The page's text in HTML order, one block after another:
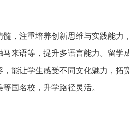
，注重培养创新思维与实践能力
来语等，提升多语言能力。留学
能让学生感受不同文化魅力，拓
国名校，升学路径灵活。